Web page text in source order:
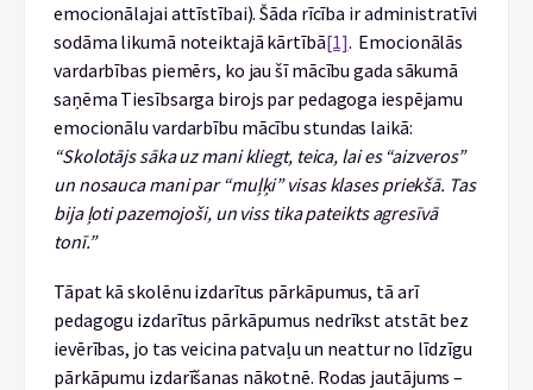
emocionālajai attīstībai). Šāda rīcība ir administratīvi
sodāma likumā noteiktajā kārtībā[1]. Emocionālās
vardarbības piemērs, ko jau šī mācību gada sākumā
saņēma Tiesībsarga birojs par pedagoga iespējamu
emocionālu vardarbību mācību stundas laikā:
“Skolotājs sāka uz mani kliegt, teica, lai es “aizveros”
un nosauca mani par “muļķi” visas klases priekšā. Tas
bija ļoti pazemojoši, un viss tika pateikts agresīvā
tonī.”
Tāpat kā skolēnu izdarītus pārkāpumus, tā arī
pedagogu izdarītus pārkāpumus nedrīkst atstāt bez
ievērības, jo tas veicina patvaļu un neattur no līdzīgu
pārkāpumu izdarīšanas nākotnē. Rodas jautājums –